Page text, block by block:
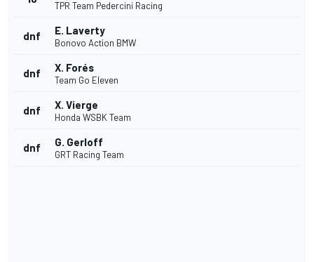
TPR Team Pedercini Racing
dnf E. Laverty
Bonovo Action BMW
dnf X. Forés
Team Go Eleven
dnf X. Vierge
Honda WSBK Team
dnf G. Gerloff
GRT Racing Team